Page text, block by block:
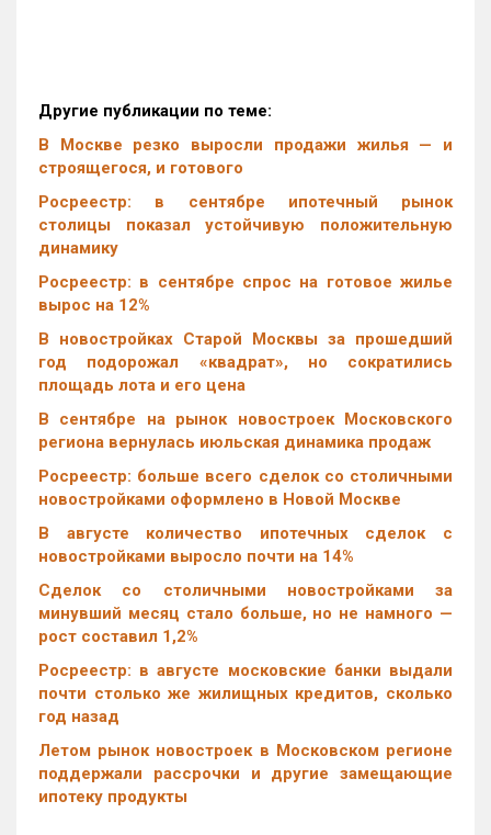
Другие публикации по теме:
В Москве резко выросли продажи жилья — и
строящегося, и готового
Росреестр: в сентябре ипотечный рынок
столицы показал устойчивую положительную
динамику
Росреестр: в сентябре спрос на готовое жилье
вырос на 12%
В новостройках Старой Москвы за прошедший
год подорожал «квадрат», но сократились
площадь лота и его цена
В сентябре на рынок новостроек Московского
региона вернулась июльская динамика продаж
Росреестр: больше всего сделок со столичными
новостройками оформлено в Новой Москве
В августе количество ипотечных сделок с
новостройками выросло почти на 14%
Cделок со столичными новостройками за
минувший месяц стало больше, но не намного —
рост составил 1,2%
Росреестр: в августе московские банки выдали
почти столько же жилищных кредитов, сколько
год назад
Летом рынок новостроек в Московском регионе
поддержали рассрочки и другие замещающие
ипотеку продукты